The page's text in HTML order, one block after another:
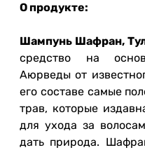
О продукте:
Шампунь Шафран,
средство на
Аюрведы от
его составе самые
трав, которые
для ухода за
дать природа.